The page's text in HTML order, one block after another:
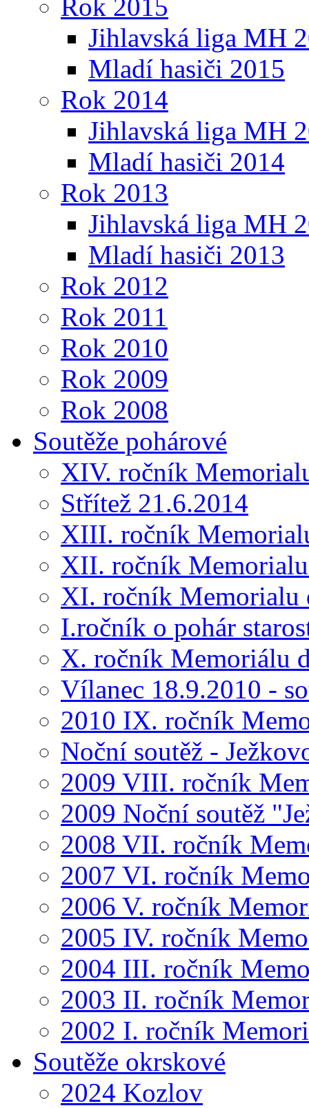
Rok 2015
Jihlavská liga MH
Mladí hasiči 2015
Rok 2014
Jihlavská liga MH
Mladí hasiči 2014
Rok 2013
Jihlavská liga MH
Mladí hasiči 2013
Rok 2012
Rok 2011
Rok 2010
Rok 2009
Rok 2008
Soutěže pohárové
XIV. ročník
Střítež 21.6.2014
XIII. ročník
XII. ročník
XI. ročník Memorialu
I.ročník o pohár
X. ročník Memoriálu
Vílanec 18.9.2010 -
2010 IX. ročník
Noční soutěž -
2009 VIII. ročník
2009 Noční soutěž
2008 VII. ročník
2007 VI. ročník
2006 V. ročník
2005 IV. ročník
2004 III. ročník
2003 II. ročník
2002 I. ročník
Soutěže okrskové
2024 Kozlov